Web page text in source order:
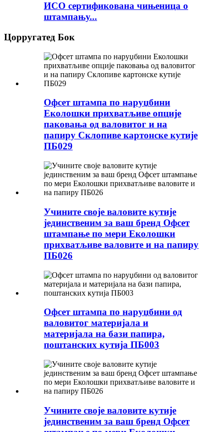
ИСО сертификована чињеница о
штампању...
Цорругатед Бок
Офсет штампа по наруџбини
Еколошки прихватљиве опције
паковања од валовитог и на
папиру Склопиве картонске кутије
ПБ029
Учините своје валовите кутије
јединственим за ваш бренд Офсет
штампање по мери Еколошки
прихватљиве валовите и на папиру
ПБ026
Офсет штампа по наруџбини од
валовитог материјала и
материјала на бази папира,
поштанских кутија ПБ003
Учините своје валовите кутије
јединственим за ваш бренд Офсет